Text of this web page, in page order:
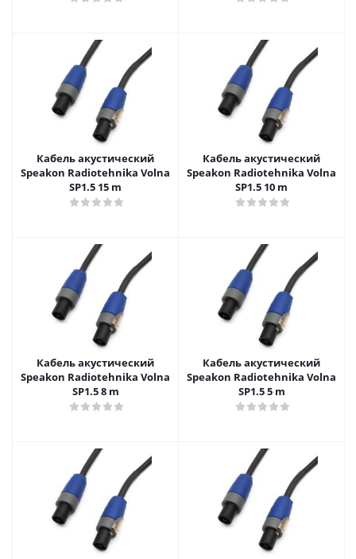
Кабель акустический
Speakon Radiotehnika Volna
SP1.5 15 m
Кабель акустический
Speakon Radiotehnika Volna
SP1.5 10 m
Кабель акустический
Speakon Radiotehnika Volna
SP1.5 8 m
Кабель акустический
Speakon Radiotehnika Volna
SP1.5 5 m